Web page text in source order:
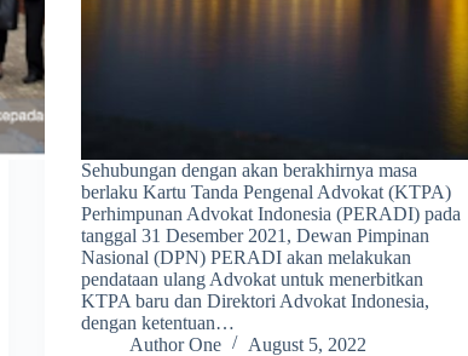
Sehubungan dengan akan berakhirnya masa
berlaku Kartu Tanda Pengenal Advokat (KTPA)
Perhimpunan Advokat Indonesia (PERADI) pada
tanggal 31 Desember 2021, Dewan Pimpinan
Nasional (DPN) PERADI akan melakukan
pendataan ulang Advokat untuk menerbitkan
KTPA baru dan Direktori Advokat Indonesia,
dengan ketentuan…
Author One
August 5, 2022